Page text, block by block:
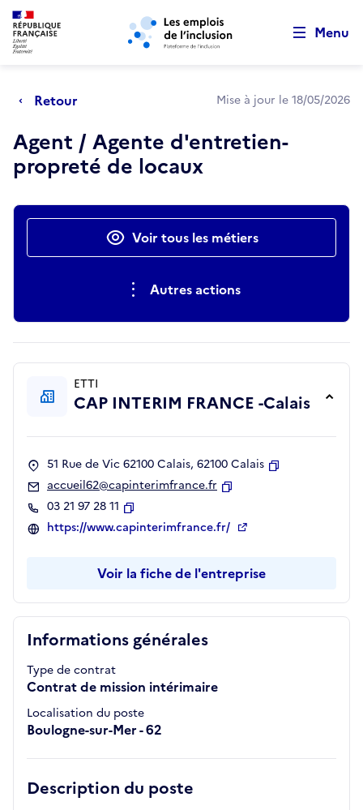
Aller au menu principal Aller au contenu principal
Menu
Retour Mise à jour le 18/05/2026
Agent / Agente d'entretien-
propreté de locaux
Actions rapidesVoir tous les métiers
Autres actions
Informations générales
Type de contrat
Contrat de mission intérimaire
Localisation du poste
Boulogne-sur-Mer - 62
Description du poste
ETTI
CAP INTERIM FRANCE -Calais
51 Rue de Vic 62100 Calais, 62100 Calais
accueil62@capinterimfrance.fr
03 21 97 28 11
Copier
https://www.capinterimfrance.fr/
Voir la fiche de l'entreprise
Retour au début de la page
Panneau de gestion des cookies